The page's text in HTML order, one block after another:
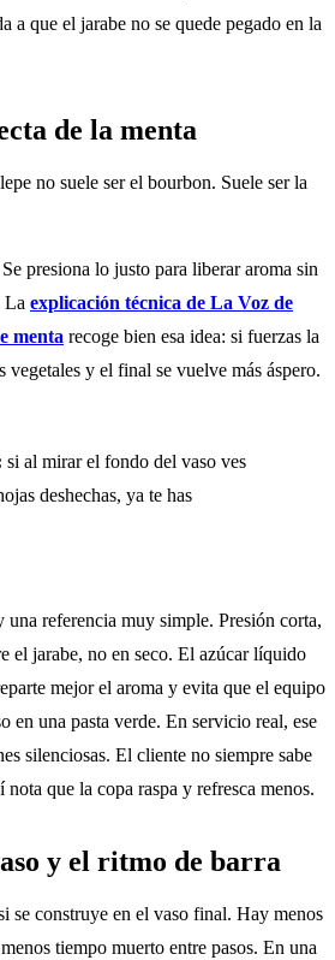
a que el jarabe no se quede pegado en la
de la menta
no suele ser el bourbon. Suele ser la
presiona lo justo para liberar aroma sin
La explicación técnica de La Voz de
menta recoge bien esa idea: si fuerzas la
vegetales y el final se vuelve más áspero.
si al mirar el fondo del vaso ves
deshechas, ya te has
referencia muy simple. Presión corta,
el jarabe, no en seco. El azúcar líquido
mejor el aroma y evita que el equipo
en una pasta verde. En servicio real, ese
silenciosas. El cliente no siempre sabe
que la copa raspa y refresca menos.
y el ritmo de barra
se construye en el vaso final. Hay menos
tiempo muerto entre pasos. En una